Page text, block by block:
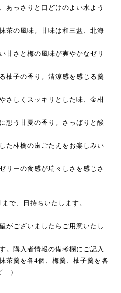
っさりと口どけのよい水よう
茶の風味。甘味は和三盆、北海
さと梅の風味が爽やかなゼリ
柚子の香り。清涼感を感じる羹
しくスッキリとした味、金柑
想う甘夏の香り。さっぱりと酸
た林檎の歯ごたえをお楽しみい
ーの食感が瑞々しさを感じさ
で、日持ちいたします。
がございましたらご用意いたし
購入者情報の備考欄にご記入
茶羹を各4個、梅羹、柚子羹を各
…）